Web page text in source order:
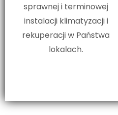
sprawnej i terminowej
instalacji klimatyzacji i
rekuperacji w Państwa
lokalach.